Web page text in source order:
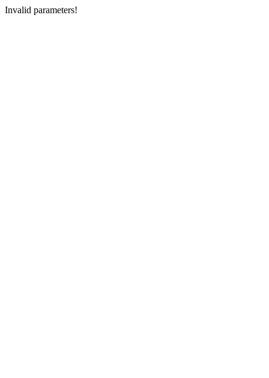
Invalid parameters!